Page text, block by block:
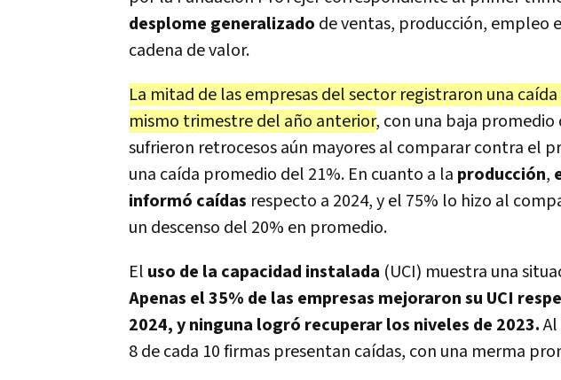
desplome generalizado de ventas, producción, empleo
cadena de valor.
La mitad de las empresas del sector registraron una
mismo trimestre del año anterior, con una baja promedio
sufrieron retrocesos aún mayores al comparar contra el
una caída promedio del 21%. En cuanto a la producción,
informó caídas respecto a 2024, y el 75% lo hizo al
un descenso del 20% en promedio.
El uso de la capacidad instalada (UCI) muestra una
Apenas el 35% de las empresas mejoraron su UCI
2024, y ninguna logró recuperar los niveles de 2023.
8 de cada 10 firmas presentan caídas, con una merma